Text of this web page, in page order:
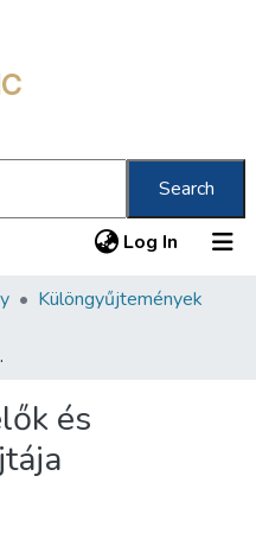
Search
Log In (current)
Különgyűjtemények
fajtája
és